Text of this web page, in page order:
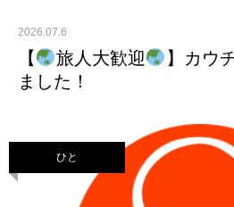
2026.07.6
【 旅人大歓迎
】カウ
ました！
ひと